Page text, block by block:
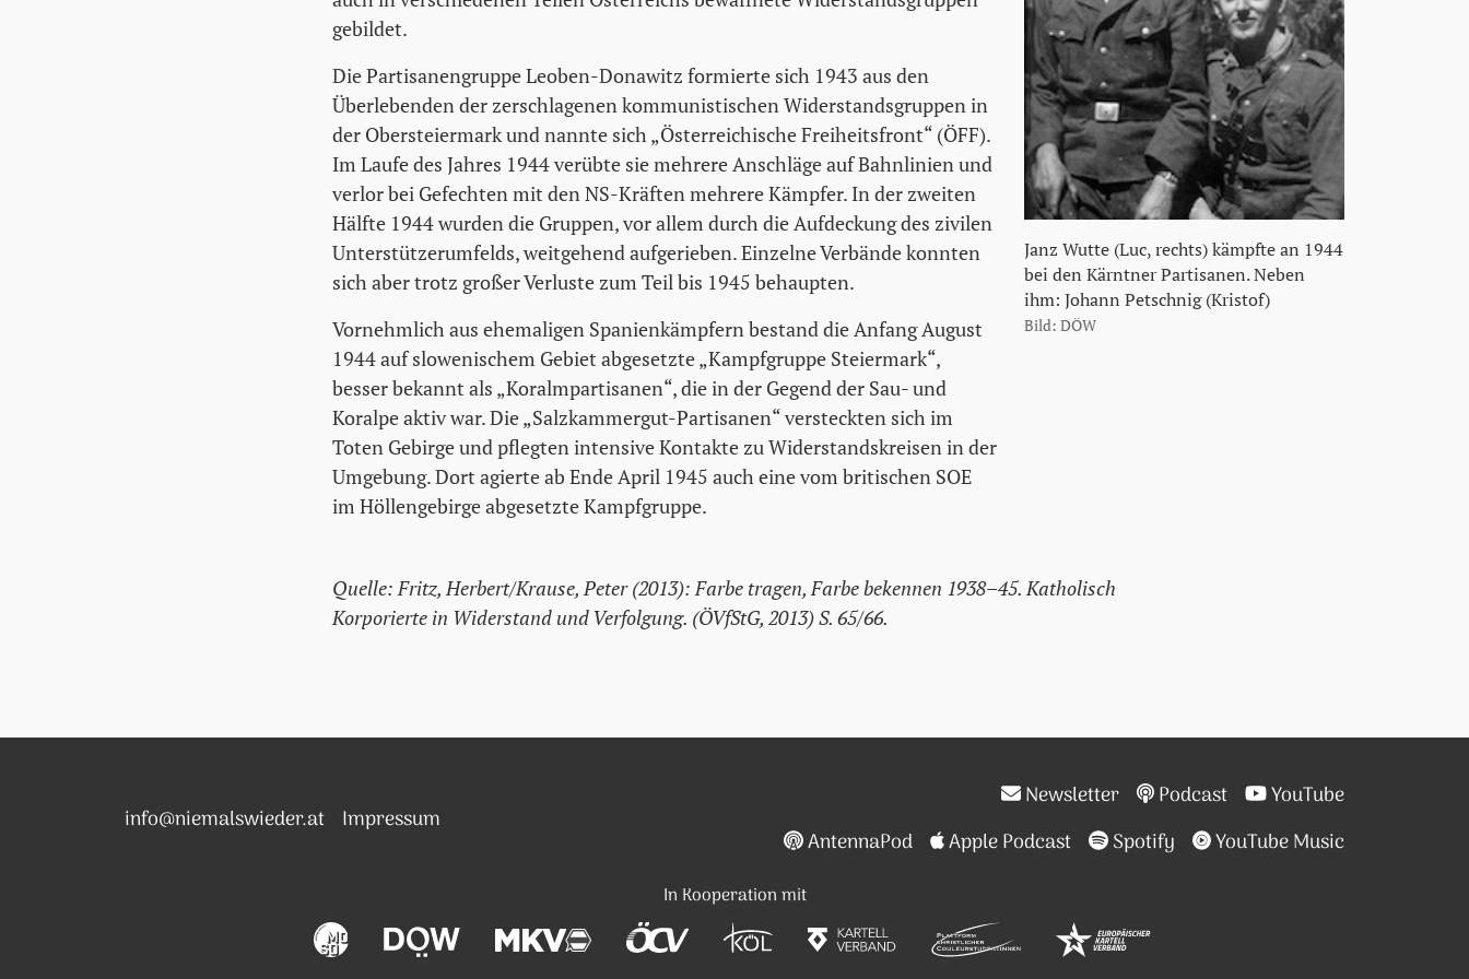
gebildet.
Die Partisanengruppe Leoben-Donawitz formierte sich 1943 aus den
Überlebenden der zerschlagenen kommunistischen Widerstandsgruppen in
der Obersteiermark und nannte sich „Österreichische Freiheitsfront“ (ÖFF).
Im Laufe des Jahres 1944 verübte sie mehrere Anschläge auf Bahnlinien und
verlor bei Gefechten mit den NS-Kräften mehrere Kämpfer. In der zweiten
Hälfte 1944 wurden die Gruppen, vor allem durch die Aufdeckung des zivilen
Unterstützerumfelds, weitgehend aufgerieben. Einzelne Verbände konnten
sich aber trotz großer Verluste zum Teil bis 1945 behaupten.
Vornehmlich aus ehemaligen Spanienkämpfern bestand die Anfang August
1944 auf slowenischem Gebiet abgesetzte „Kampfgruppe Steiermark“,
besser bekannt als „Koralmpartisanen“, die in der Gegend der Sau- und
Koralpe aktiv war. Die „Salzkammergut-Partisanen“ versteckten sich im
Toten Gebirge und pflegten intensive Kontakte zu Widerstandskreisen in der
Umgebung. Dort agierte ab Ende April 1945 auch eine vom britischen SOE
im Höllengebirge abgesetzte Kampfgruppe.
Janz Wutte (Luc, rechts) kämpfte an 1944
bei den Kärntner Partisanen. Neben
ihm: Johann Petschnig (Kristof)
Bild: DÖW
Quelle: Fritz, Herbert/Krause, Peter (2013): Farbe tragen, Farbe bekennen 1938–45. Katholisch
Korporierte in Widerstand und Verfolgung. (ÖVfStG, 2013) S. 65/66.
info@niemalswieder.at Impressum
Newsletter Podcast
YouTube
AntennaPod
Apple Podcast Spotify YouTube Music
In Kooperation mit
Modern SocietyDokumentationsarchiv des österreichischen Widerstandes (DÖW)
Mittelschüler-Kartell-Verband der katholischen farbentragenden Studentenkorporationen
Cartellverband katholischer österreichischer Studentenverbindungen (ÖCV)
Akademischer Bund katholisch-österreichischer Landsmannschaften (KÖL)
Kartellverband katholischer nichtfarbentragender akademischer
Plattform christlicher Couleurstudentinnen (PcC)
Europäischer Kartellverband